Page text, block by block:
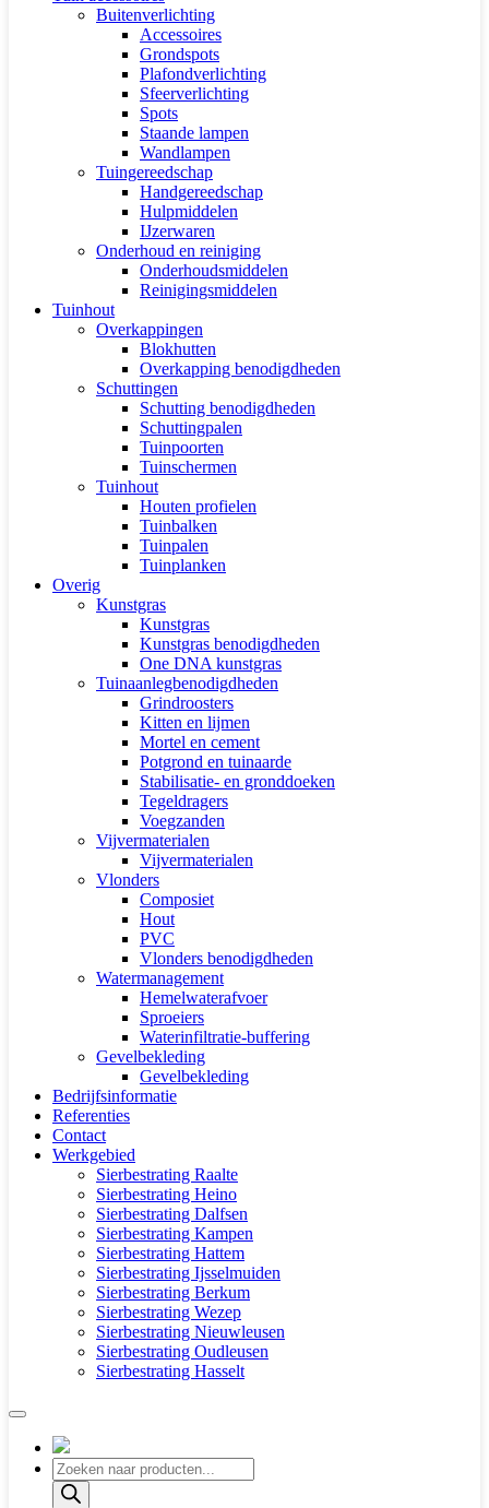
Buitenverlichting
Accessoires
Grondspots
Plafondverlichting
Sfeerverlichting
Spots
Staande lampen
Wandlampen
Tuingereedschap
Handgereedschap
Hulpmiddelen
IJzerwaren
Onderhoud en reiniging
Onderhoudsmiddelen
Reinigingsmiddelen
Tuinhout
Overkappingen
Blokhutten
Overkapping benodigdheden
Schuttingen
Schutting benodigdheden
Schuttingpalen
Tuinpoorten
Tuinschermen
Tuinhout
Houten profielen
Tuinbalken
Tuinpalen
Tuinplanken
Overig
Kunstgras
Kunstgras
Kunstgras benodigdheden
One DNA kunstgras
Tuinaanlegbenodigdheden
Grindroosters
Kitten en lijmen
Mortel en cement
Potgrond en tuinaarde
Stabilisatie- en gronddoeken
Tegeldragers
Voegzanden
Vijvermaterialen
Vijvermaterialen
Vlonders
Composiet
Hout
PVC
Vlonders benodigdheden
Watermanagement
Hemelwaterafvoer
Sproeiers
Waterinfiltratie-buffering
Gevelbekleding
Gevelbekleding
Bedrijfsinformatie
Referenties
Contact
Werkgebied
Sierbestrating Raalte
Sierbestrating Heino
Sierbestrating Dalfsen
Sierbestrating Kampen
Sierbestrating Hattem
Sierbestrating Ijsselmuiden
Sierbestrating Berkum
Sierbestrating Wezep
Sierbestrating Nieuwleusen
Sierbestrating Oudleusen
Sierbestrating Hasselt
Producten
zoeken